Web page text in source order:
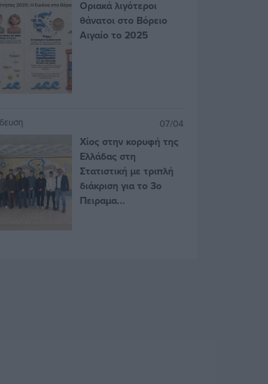
Οριακά λιγότεροι
θάνατοι στο Βόρειο
Αιγαίο το 2025
07/04
Χίος στην κορυφή της
Ελλάδας στη
Στατιστική με τριπλή
διάκριση για το 3ο
Πειραμα...